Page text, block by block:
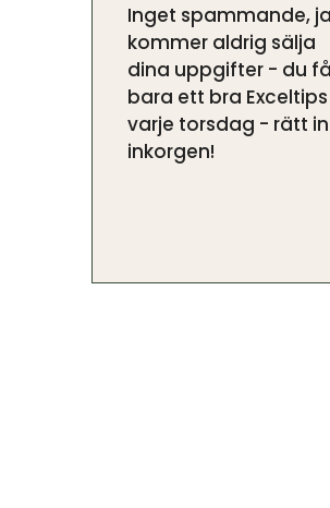
Inget spammande,
kommer aldrig sälja
dina uppgifter - du
bara ett bra Exceltips
varje torsdag - rätt
inkorgen!